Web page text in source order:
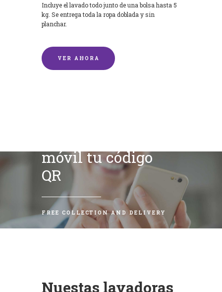
Incluye el lavado todo junto de una bolsa hasta 5
kg. Se entrega toda la ropa doblada y sin
planchar.
VER AHORA
móvil tu código
QR
FREE COLLECTION AND DELIVERY
Nuestas lavadoras